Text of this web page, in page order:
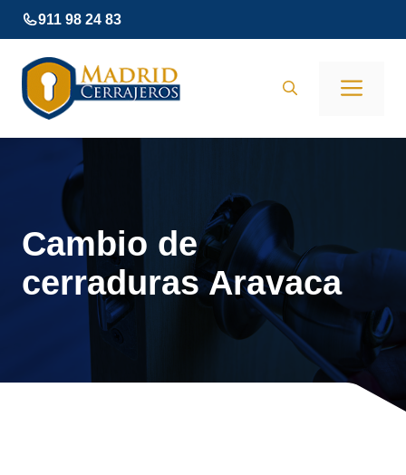
Saltar
al
contenido
911 98 24 83
Cambio de
cerraduras Aravaca